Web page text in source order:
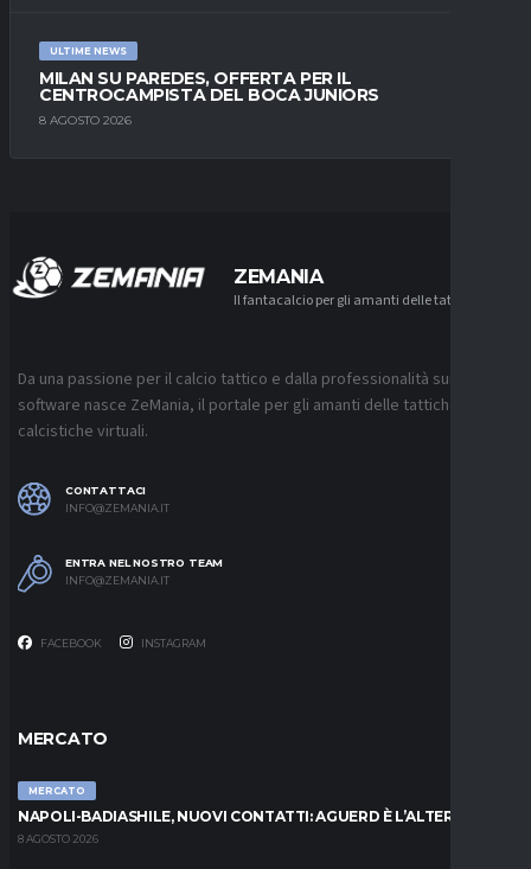
ULTIME NEWS
MILAN SU PAREDES, OFFERTA PER IL
CENTROCAMPISTA DEL BOCA JUNIORS
8 AGOSTO 2026
ZEMANIA
Il fantacalcio per gli amanti delle tattiche
Da una passione per il calcio tattico e dalla professionalità sui
software nasce ZeMania, il portale per gli amanti delle tattiche
calcistiche virtuali.
CONTATTACI
INFO@ZEMANIA.IT
ENTRA NEL NOSTRO TEAM
INFO@ZEMANIA.IT
FACEBOOK INSTAGRAM
MERCATO
MERCATO
NAPOLI-BADIASHILE, NUOVI CONTATTI: AGUERD È L’ALTERNATIVA
8 AGOSTO 2026